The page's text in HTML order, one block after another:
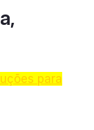
para